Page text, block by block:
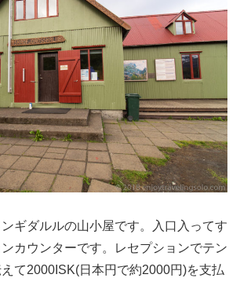
ギダルルの山小屋です。入口入ってす
カウンターです。レセプションでテン
えて2000ISK(日本円で約2000円)を支払